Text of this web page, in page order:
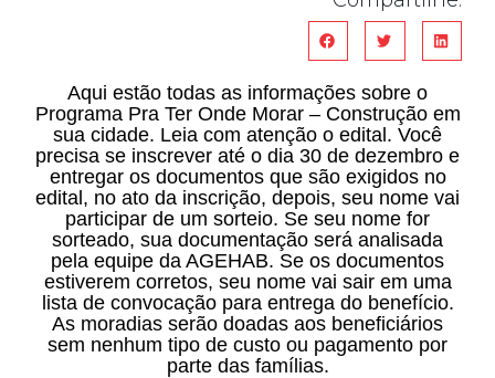
Aqui estão todas as informações sobre o
Programa Pra Ter Onde Morar – Construção em
sua cidade. Leia com atenção o edital. Você
precisa se inscrever até o dia 30 de dezembro e
entregar os documentos que são exigidos no
edital, no ato da inscrição, depois, seu nome vai
participar de um sorteio. Se seu nome for
sorteado, sua documentação será analisada
pela equipe da AGEHAB. Se os documentos
estiverem corretos, seu nome vai sair em uma
lista de convocação para entrega do benefício.
As moradias serão doadas aos beneficiários
sem nenhum tipo de custo ou pagamento por
parte das famílias.